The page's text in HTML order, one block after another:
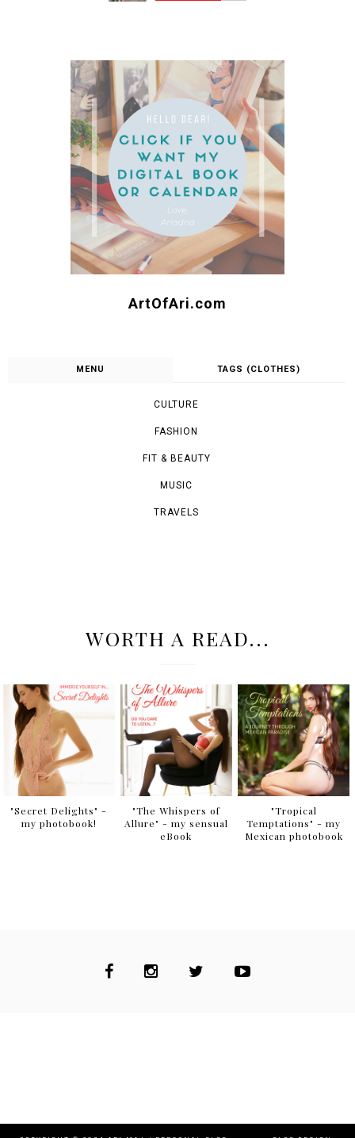
ArtOfAri.com
MENU TAGS (CLOTHES)
CULTURE
FASHION
FIT & BEAUTY
MUSIC
TRAVELS
WORTH A READ...
"Secret Delights" -
my photobook!
"The Whispers of
Allure" - my sensual
eBook
"Tropical
Temptations" - my
Mexican photobook